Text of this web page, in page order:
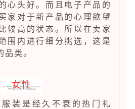
心头好。而且电子产品的
家对于新产品的心理欲望
较高的状态。所以在卖家
围内进行细分挑选，这是
品类。
女性
装是经久不衰的热门礼